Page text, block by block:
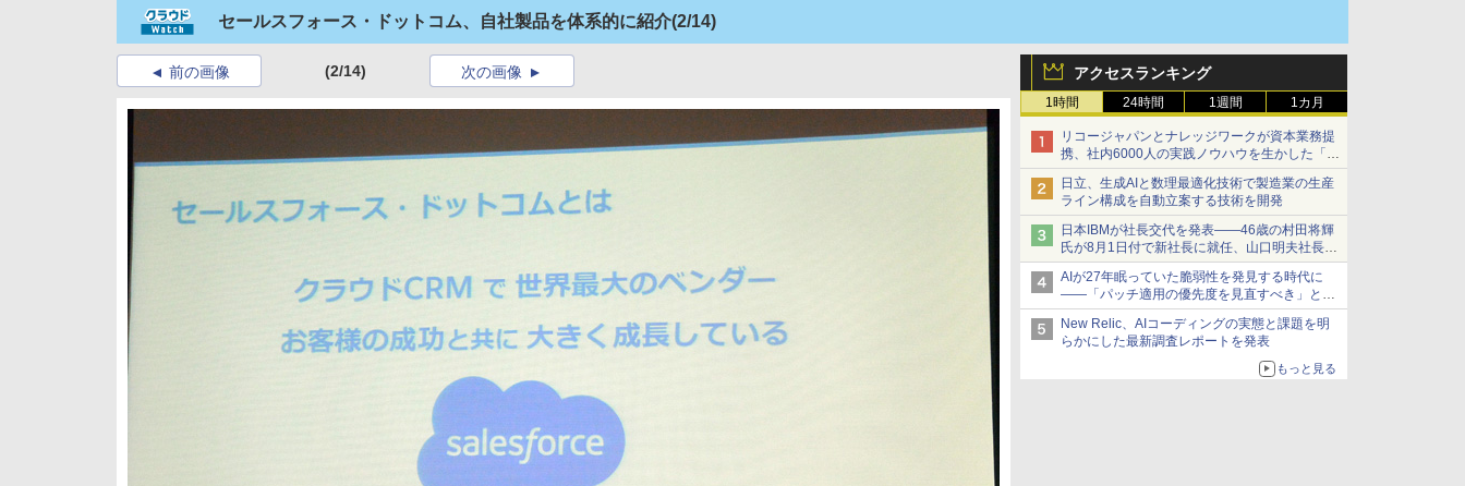
セールスフォース・ドットコム、自社製品を体系的に紹介(2/14)
アクセスランキング
1時間 24時間 1週間 1カ月
リコージャパンとナレッジワークが資本業務提
携、社内6000人の実践ノウハウを生かした「AI
商談記録 for RICOH」を展開へ
日立、生成AIと数理最適化技術で製造業の生産
ライン構成を自動立案する技術を開発
日本IBMが社長交代を発表――46歳の村田将輝
氏が8月1日付で新社長に就任、山口明夫社長は
会長へ
AIが27年眠っていた脆弱性を発見する時代に
――「パッチ適用の優先度を見直すべき」とセ
キュリティ専門家
New Relic、AIコーディングの実態と課題を明
らかにした最新調査レポートを発表
もっと見る
前の画像 (2/14) 次の画像